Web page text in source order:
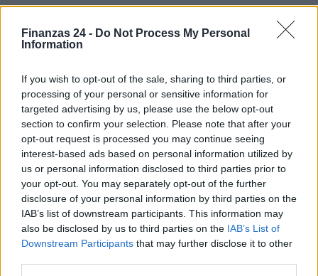
Finanzas 24 - Do Not Process My Personal
Information
If you wish to opt-out of the sale, sharing to third parties, or
processing of your personal or sensitive information for
targeted advertising by us, please use the below opt-out
section to confirm your selection. Please note that after your
opt-out request is processed you may continue seeing
interest-based ads based on personal information utilized by
us or personal information disclosed to third parties prior to
your opt-out. You may separately opt-out of the further
disclosure of your personal information by third parties on the
IAB’s list of downstream participants. This information may
also be disclosed by us to third parties on the IAB’s List of
Downstream Participants that may further disclose it to other
Sigue leyendo
FINANCIACIÓN